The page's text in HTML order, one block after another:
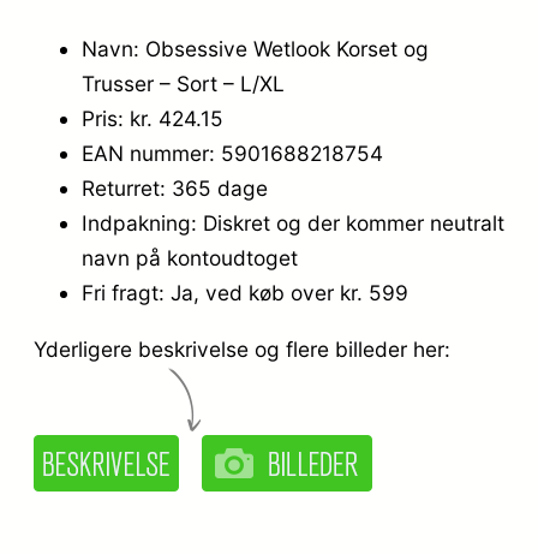
Navn: Obsessive Wetlook Korset og
Trusser – Sort – L/XL
Pris: kr. 424.15
EAN nummer: 5901688218754
Returret: 365 dage
Indpakning: Diskret og der kommer neutralt
navn på kontoudtoget
Fri fragt: Ja, ved køb over kr. 599
Yderligere beskrivelse og flere billeder her: